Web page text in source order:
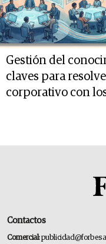
Gestión del
claves para
corporativo con
Contactos
Comercial: